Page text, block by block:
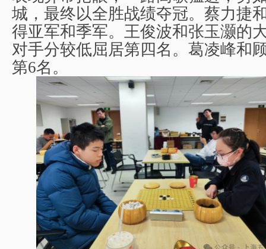
城，最终以全胜战绩夺冠。蔡力捷
得亚军和季军。王俊波和张玉灏的
对手分较低屈居第四名。葛凌峰和
第6名。